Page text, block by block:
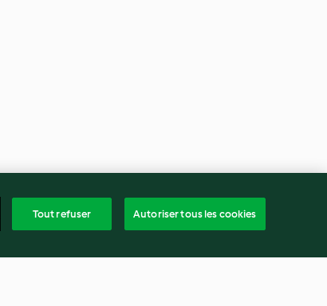
Tout refuser Autoriser tous les cookies